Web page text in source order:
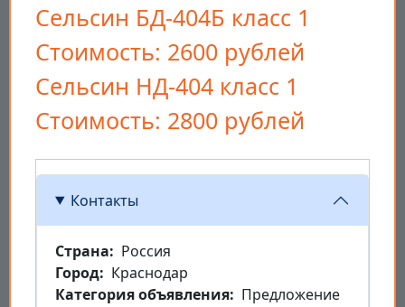
Сельсин БД-404Б класс 1
Стоимость: 2600 рублей
Сельсин НД-404 класс 1
Стоимость: 2800 рублей
Контакты
Страна
Россия
Город
Краснодар
Категория объявления
Предложение